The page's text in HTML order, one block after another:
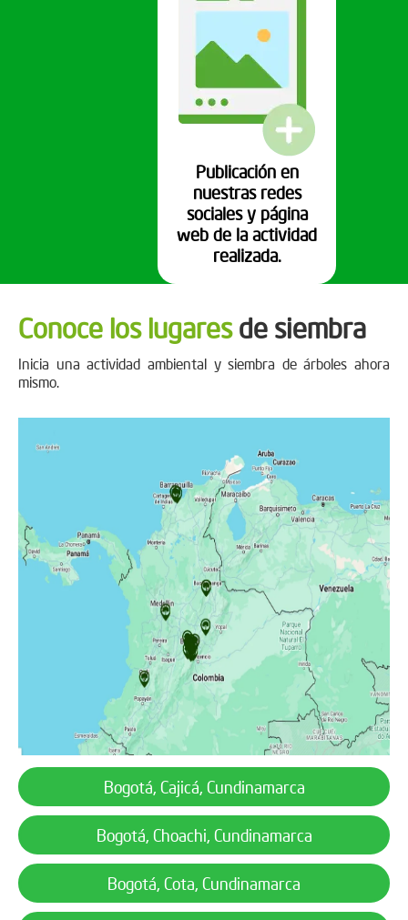
Publicación en
nuestras redes
sociales y página
web de la actividad
realizada.
Conoce los lugaresde siembra
Inicia una actividad ambiental y siembra de árboles ahora
mismo.
Bogotá, Cajicá, Cundinamarca
Bogotá, Choachi, Cundinamarca
Bogotá, Cota, Cundinamarca